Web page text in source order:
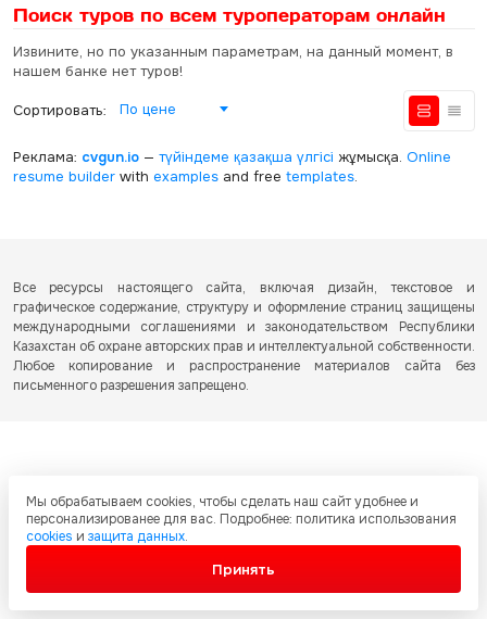
Поиск туров по всем туроператорам онлайн
Извините, но по указанным параметрам, на данный момент, в
нашем банке нет туров!
Сортировать: По цене
Реклама: cvgun.io— түйіндеме қазақша үлгісі жұмысқа. Online
resume builderwith examplesand free templates.
Все ресурсы настоящего сайта, включая дизайн, текстовое и
графическое содержание, структуру и оформление страниц защищены
международными соглашениями и законодательством Республики
Казахстан об охране авторских прав и интеллектуальной собственности.
Любое копирование и распространение материалов сайта без
письменного разрешения запрещено.
Мы обрабатываем cookies, чтобы сделать наш сайт удобнее и
персонализированее для вас. Подробнее: политика использования
cookies и защита данных.
Принять